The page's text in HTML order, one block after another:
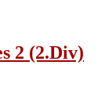
2 (2.Div)